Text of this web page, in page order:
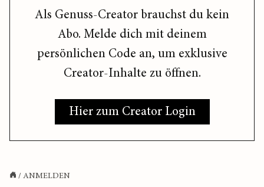
Als Genuss-Creator brauchst du kein
Abo. Melde dich mit deinem
persönlichen Code an, um exklusive
Creator-Inhalte zu öffnen.
Hier zum Creator Login
/ ANMELDEN